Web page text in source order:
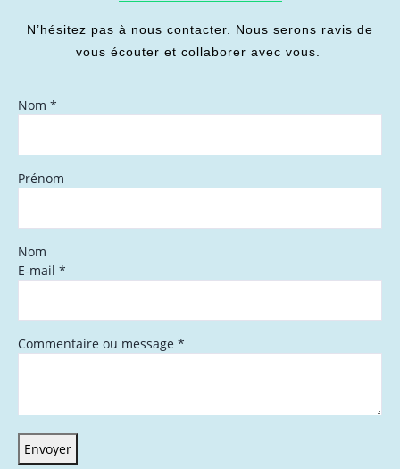
N’hésitez pas à nous contacter. Nous serons ravis de
vous écouter et collaborer avec vous.
Nom *
Prénom
Nom
E-mail *
Commentaire ou message *
Envoyer